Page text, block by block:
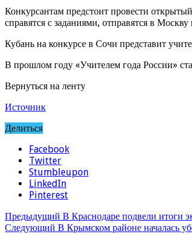
Конкурсантам предстоит провести
справятся с заданиями, отправятся в
Кубань на конкурсе в Сочи представит
В прошлом году «Учителем года России»
Вернуться на ленту
Источник
Делиться
Facebook
Twitter
Stumbleupon
LinkedIn
Pinterest
Предыдущий В Краснодаре подвели итоги
Следующий В Крымском районе началась